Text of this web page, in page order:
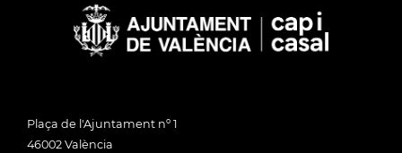
Plaça de l'Ajuntament nº 1
46002 València